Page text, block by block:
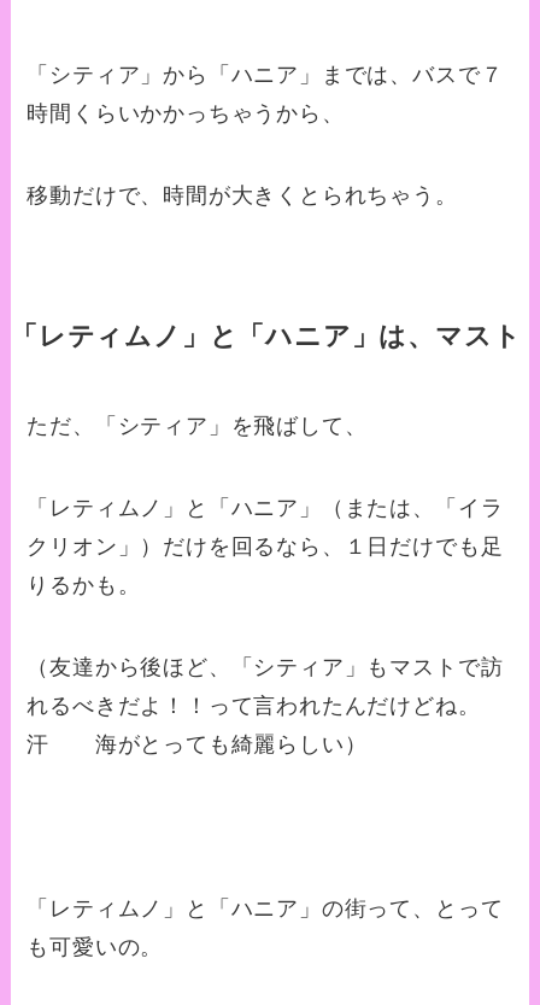
「シティア」から「ハニア」までは、バスで７
時間くらいかかっちゃうから、
移動だけで、時間が大きくとられちゃう。
「レティムノ」と「ハニア」は、マスト
ただ、「シティア」を飛ばして、
「レティムノ」と「ハニア」（または、「イラ
クリオン」）だけを回るなら、１日だけでも足
りるかも。
（友達から後ほど、「シティア」もマストで訪
れるべきだよ！！って言われたんだけどね。
汗 海がとっても綺麗らしい）
「レティムノ」と「ハニア」の街って、とって
も可愛いの。